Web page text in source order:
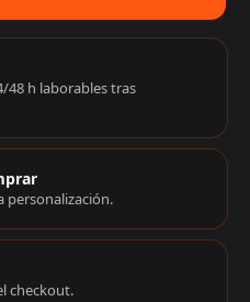
48 h laborables tras
personalización.
checkout.